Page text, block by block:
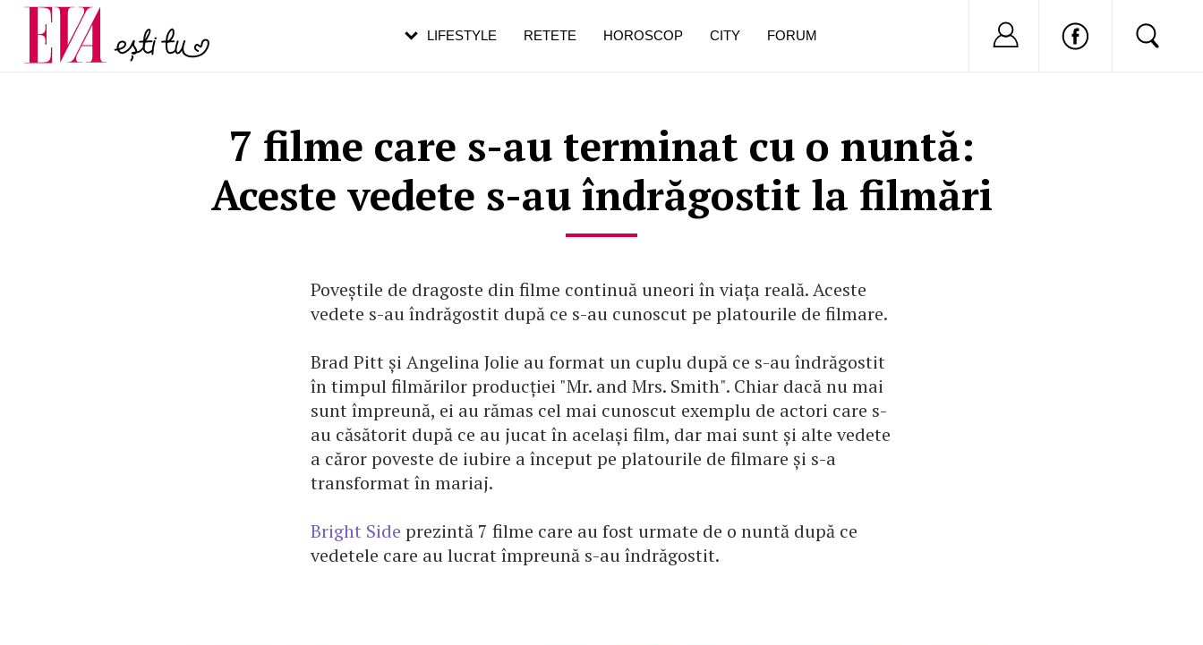
7 filme care s-au terminat cu o nuntă:
Aceste vedete s-au îndrăgostit la filmări
Poveștile de dragoste din filme continuă uneori în viața reală. Aceste
vedete s-au îndrăgostit după ce s-au cunoscut pe platourile de filmare.
Brad Pitt și Angelina Jolie au format un cuplu după ce s-au îndrăgostit
în timpul filmărilor producției "Mr. and Mrs. Smith". Chiar dacă nu mai
sunt împreună, ei au rămas cel mai cunoscut exemplu de actori care s-
au căsătorit după ce au jucat în același film, dar mai sunt și alte vedete
a căror poveste de iubire a început pe platourile de filmare și s-a
transformat în mariaj.
Bright Side prezintă 7 filme care au fost urmate de o nuntă după ce
vedetele care au lucrat împreună s-au îndrăgostit.
LIFESTYLE RETETE HOROSCOP CITY FORUM Nu ai cont?
Carieră
Actualitate
pe măsură ce înaintezi în vârstă